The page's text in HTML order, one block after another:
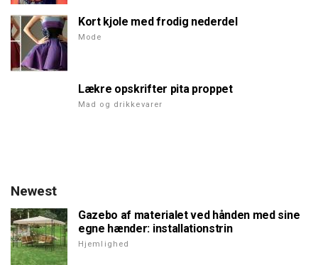
Kort kjole med frodig nederdel
Mode
Lækre opskrifter pita proppet
Mad og drikkevarer
Newest
Gazebo af materialet ved hånden med sine
egne hænder: installationstrin
Hjemlighed